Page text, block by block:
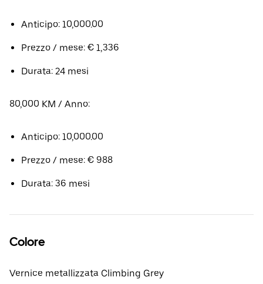
Anticipo: 10,000.00
Prezzo / mese: € 1,336
Durata: 24 mesi
80,000 KM / Anno:
Anticipo: 10,000.00
Prezzo / mese: € 988
Durata: 36 mesi
Colore
Vernice metallizzata Climbing Grey